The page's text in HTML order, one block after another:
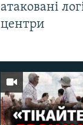
атаковані
центри